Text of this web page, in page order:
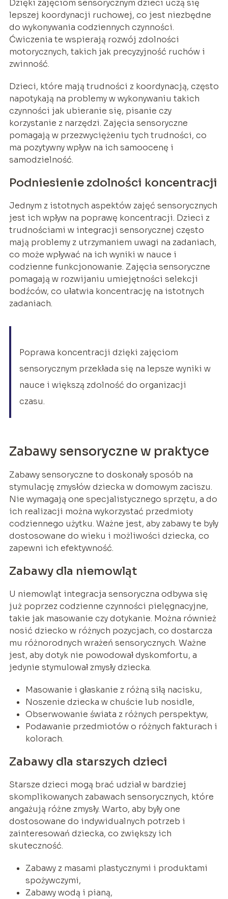
Dzięki zajęciom sensorycznym dzieci uczą się
lepszej koordynacji ruchowej, co jest niezbędne
do wykonywania codziennych czynności.
Ćwiczenia te wspierają rozwój zdolności
motorycznych, takich jak precyzyjność ruchów i
zwinność.
Dzieci, które mają trudności z koordynacją, często
napotykają na problemy w wykonywaniu takich
czynności jak ubieranie się, pisanie czy
korzystanie z narzędzi. Zajęcia sensoryczne
pomagają w przezwyciężeniu tych trudności, co
ma pozytywny wpływ na ich samoocenę i
samodzielność.
Podniesienie zdolności koncentracji
Jednym z istotnych aspektów zajęć sensorycznych
jest ich wpływ na poprawę koncentracji. Dzieci z
trudnościami w integracji sensorycznej często
mają problemy z utrzymaniem uwagi na zadaniach,
co może wpływać na ich wyniki w nauce i
codzienne funkcjonowanie. Zajęcia sensoryczne
pomagają w rozwijaniu umiejętności selekcji
bodźców, co ułatwia koncentrację na istotnych
zadaniach.
Poprawa koncentracji dzięki zajęciom
sensorycznym przekłada się na lepsze wyniki w
nauce i większą zdolność do organizacji
czasu.
Zabawy sensoryczne w praktyce
Zabawy sensoryczne to doskonały sposób na
stymulację zmysłów dziecka w domowym zaciszu.
Nie wymagają one specjalistycznego sprzętu, a do
ich realizacji można wykorzystać przedmioty
codziennego użytku. Ważne jest, aby zabawy te były
dostosowane do wieku i możliwości dziecka, co
zapewni ich efektywność.
Zabawy dla niemowląt
U niemowląt integracja sensoryczna odbywa się
już poprzez codzienne czynności pielęgnacyjne,
takie jak masowanie czy dotykanie. Można również
nosić dziecko w różnych pozycjach, co dostarcza
mu różnorodnych wrażeń sensorycznych. Ważne
jest, aby dotyk nie powodował dyskomfortu, a
jedynie stymulował zmysły dziecka.
Masowanie i głaskanie z różną siłą nacisku,
Noszenie dziecka w chuście lub nosidle,
Obserwowanie świata z różnych perspektyw,
Podawanie przedmiotów o różnych fakturach i
kolorach.
Zabawy dla starszych dzieci
Starsze dzieci mogą brać udział w bardziej
skomplikowanych zabawach sensorycznych, które
angażują różne zmysły. Warto, aby były one
dostosowane do indywidualnych potrzeb i
zainteresowań dziecka, co zwiększy ich
skuteczność.
Zabawy z masami plastycznymi i produktami
spożywczymi,
Zabawy wodą i pianą,